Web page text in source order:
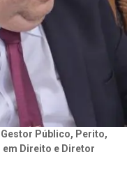
Público, Perito,
Direito e Diretor